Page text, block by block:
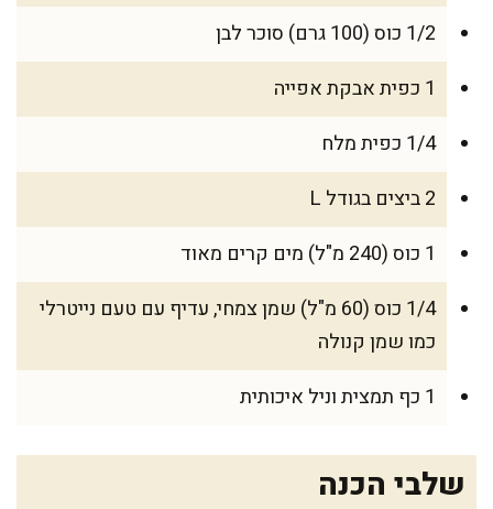
1/2 כוס (100 גרם) סוכר לבן
1 כפית אבקת אפייה
1/4 כפית מלח
2 ביצים בגודל L
1 כוס (240 מ"ל) מים קרים מאוד
1/4 כוס (60 מ"ל) שמן צמחי, עדיף עם טעם נייטרלי
כמו שמן קנולה
1 כף תמצית וניל איכותית
שלבי הכנה